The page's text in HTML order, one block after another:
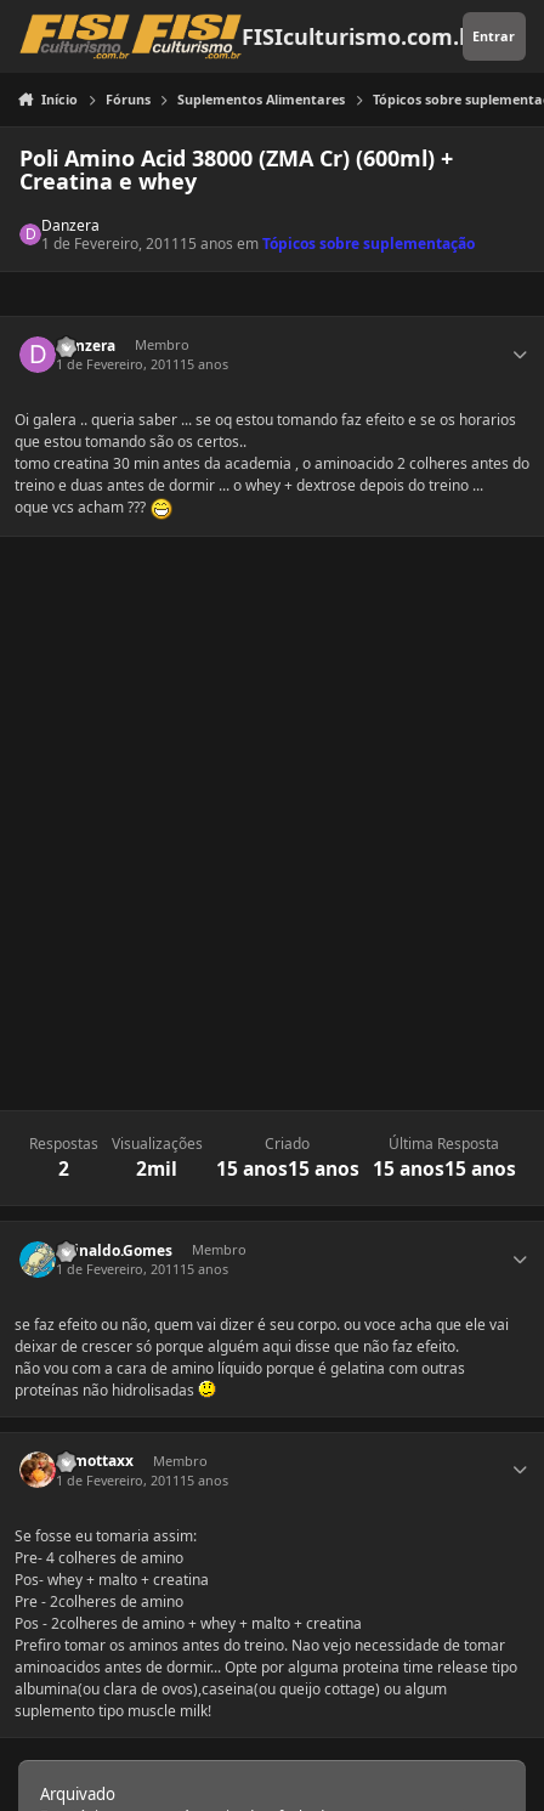
Pular para o conteúdo
FISIculturismo.com.brEntrar
Início Fóruns Suplementos Alimentares Tópicos sobre
Poli Amino Acid 38000 (ZMA Cr) (600ml) +
Creatina e whey
Danzera
1 de Fevereiro, 201115 anos emTópicos sobre suplementação
Danzera
Membro
1 de Fevereiro, 2011 15 anos
Oi galera .. queria saber ... se oq estou tomando faz efeito e se os horarios
que estou tomando são os certos..
tomo creatina 30 min antes da academia , o aminoacido 2 colheres antes do
treino e duas antes de dormir ... o whey + dextrose depois do treino ...
oque vcs acham ???
Respostas
2
Visualizações
2mil
Criado
15 anos15 anos
Última Resposta
15 anos15 anos
Reinaldo.Gomes
Membro
1 de Fevereiro, 2011 15 anos
se faz efeito ou não, quem vai dizer é seu corpo. ou voce acha que ele vai
deixar de crescer só porque alguém aqui disse que não faz efeito.
não vou com a cara de amino líquido porque é gelatina com outras
proteínas não hidrolisadas
xxmottaxx
Membro
1 de Fevereiro, 2011 15 anos
Se fosse eu tomaria assim:
Pre- 4 colheres de amino
Pos- whey + malto + creatina
Pre - 2colheres de amino
Pos - 2colheres de amino + whey + malto + creatina
Prefiro tomar os aminos antes do treino. Nao vejo necessidade de tomar
aminoacidos antes de dormir... Opte por alguma proteina time release tipo
albumina(ou clara de ovos),caseina(ou queijo cottage) ou algum
suplemento tipo muscle milk!
Arquivado